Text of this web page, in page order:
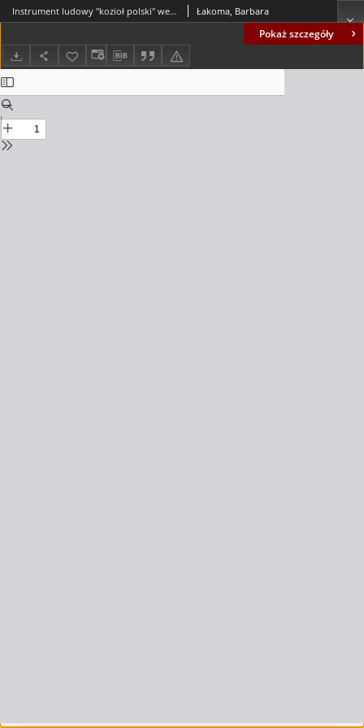
Pokaż szczegóły
Instrument ludowy "kozioł polski" we współczesnym społeczeństwie lubuskim Łakoma, Barbara